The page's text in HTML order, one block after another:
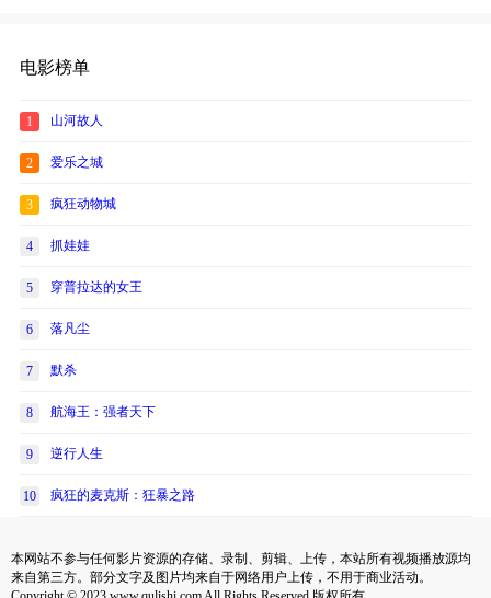
电影榜单
1 山河故人
2 爱乐之城
3 疯狂动物城
4 抓娃娃
5 穿普拉达的女王
6 落凡尘
7 默杀
8 航海王：强者天下
9 逆行人生
10 疯狂的麦克斯：狂暴之路
本网站不参与任何影片资源的存储、录制、剪辑、上传，本站所有视频播放源均
来自第三方。部分文字及图片均来自于网络用户上传，不用于商业活动。